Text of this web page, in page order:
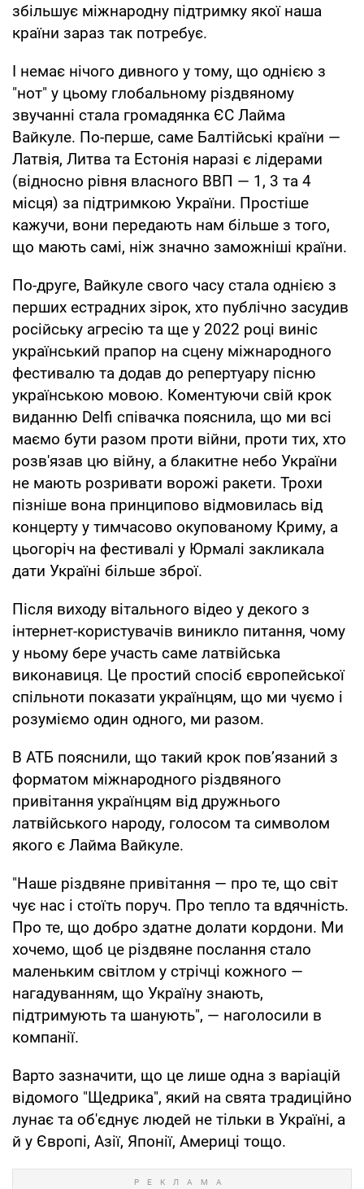
збільшує міжнародну підтримку якої наша
країни зараз так потребує.
І немає нічого дивного у тому, що однією з
"нот" у цьому глобальному різдвяному
звучанні стала громадянка ЄС Лайма
Вайкуле. По-перше, саме Балтійські країни —
Латвія, Литва та Естонія наразі є лідерами
(відносно рівня власного ВВП — 1, 3 та 4
місця) за підтримкою України. Простіше
кажучи, вони передають нам більше з того,
що мають самі, ніж значно заможніші країни.
По-друге, Вайкуле свого часу стала однією з
перших естрадних зірок, хто публічно засудив
російську агресію та ще у 2022 році виніс
український прапор на сцену міжнародного
фестивалю та додав до репертуару пісню
українською мовою. Коментуючи свій крок
виданню Delfi співачка пояснила, що ми всі
маємо бути разом проти війни, проти тих, хто
розв'язав цю війну, а блакитне небо України
не мають розривати ворожі ракети. Трохи
пізніше вона принципово відмовилась від
концерту у тимчасово окупованому Криму, а
цьогоріч на фестивалі у Юрмалі закликала
дати Україні більше зброї.
Після виходу вітального відео у декого з
інтернет-користувачів виникло питання, чому
у ньому бере участь саме латвійська
виконавиця. Це простий спосіб європейської
спільноти показати українцям, що ми чуємо і
розуміємо один одного, ми разом.
В АТБ пояснили, що такий крок пов’язаний з
форматом міжнародного різдвяного
привітання українцям від дружнього
латвійського народу, голосом та символом
якого є Лайма Вайкуле.
"Наше різдвяне привітання — про те, що світ
чує нас і стоїть поруч. Про тепло та вдячність.
Про те, що добро здатне долати кордони. Ми
хочемо, щоб це різдвяне послання стало
маленьким світлом у стрічці кожного —
нагадуванням, що Україну знають,
підтримують та шанують", — наголосили в
компанії.
Варто зазначити, що це лише одна з варіацій
відомого "Щедрика", який на свята традиційно
лунає та об'єднує людей не тільки в Україні, а
й у Європі, Азії, Японії, Америці тощо.